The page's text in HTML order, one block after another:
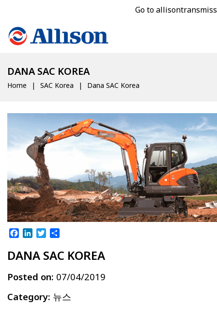
Go to
DANA SAC KOREA
Home SAC Korea Dana SAC Korea
Facebook
LinkedInTwitter
DANA SAC KOREA
Posted on: 07/04/2019
Category: 뉴스